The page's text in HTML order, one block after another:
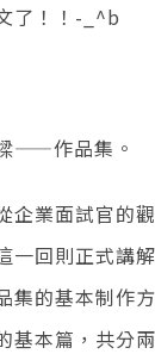
了！！-_^b
——作品集。
企業面試官的
一回則正式講
集的基本制作
基本篇，共分